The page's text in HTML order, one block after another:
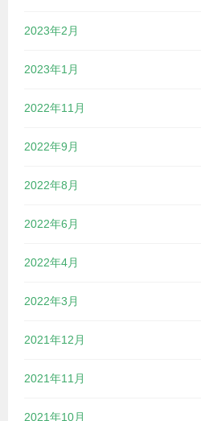
2023年2月
2023年1月
2022年11月
2022年9月
2022年8月
2022年6月
2022年4月
2022年3月
2021年12月
2021年11月
2021年10月